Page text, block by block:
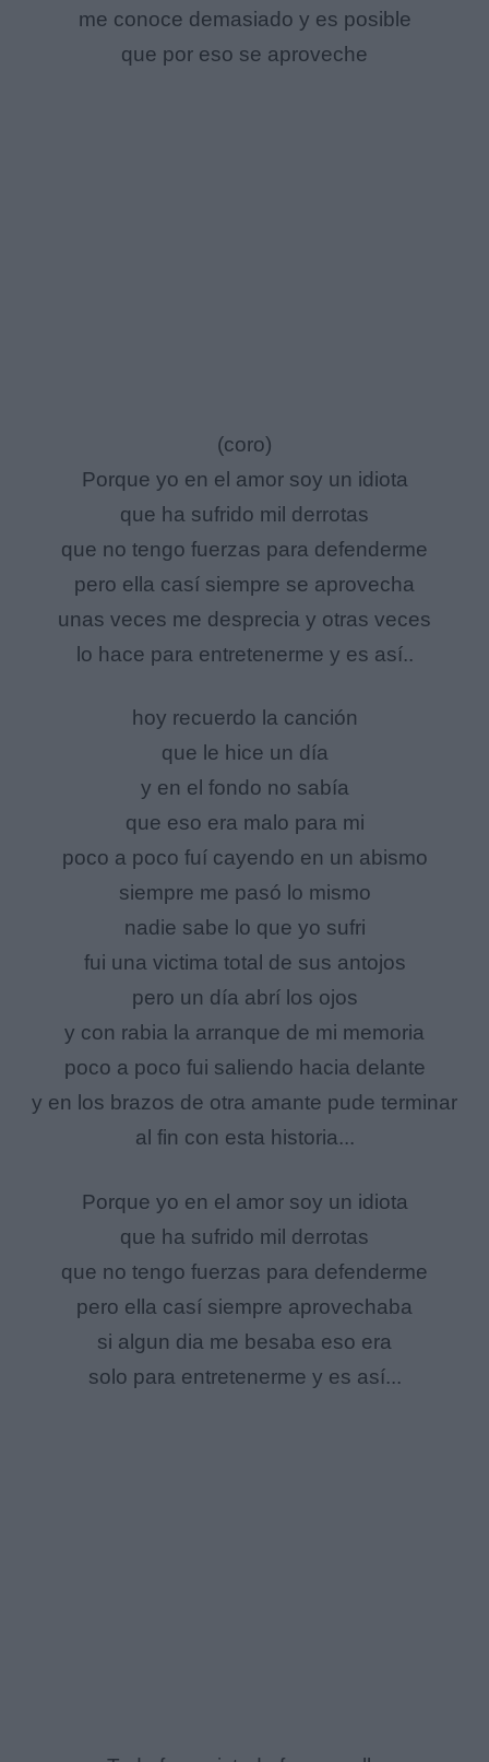
me conoce demasiado y es posible
que por eso se aproveche
(coro)
Porque yo en el amor soy un idiota
que ha sufrido mil derrotas
que no tengo fuerzas para defenderme
pero ella casí siempre se aprovecha
unas veces me desprecia y otras veces
lo hace para entretenerme y es así..
hoy recuerdo la canción
que le hice un día
y en el fondo no sabía
que eso era malo para mi
poco a poco fuí cayendo en un abismo
siempre me pasó lo mismo
nadie sabe lo que yo sufri
fui una victima total de sus antojos
pero un día abrí los ojos
y con rabia la arranque de mi memoria
poco a poco fui saliendo hacia delante
y en los brazos de otra amante pude terminar
al fin con esta historia...
Porque yo en el amor soy un idiota
que ha sufrido mil derrotas
que no tengo fuerzas para defenderme
pero ella casí siempre aprovechaba
si algun dia me besaba eso era
solo para entretenerme y es así...